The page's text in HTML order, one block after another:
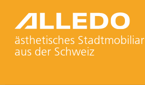
ästhetisches Stadtmobiliar
aus der Schweiz